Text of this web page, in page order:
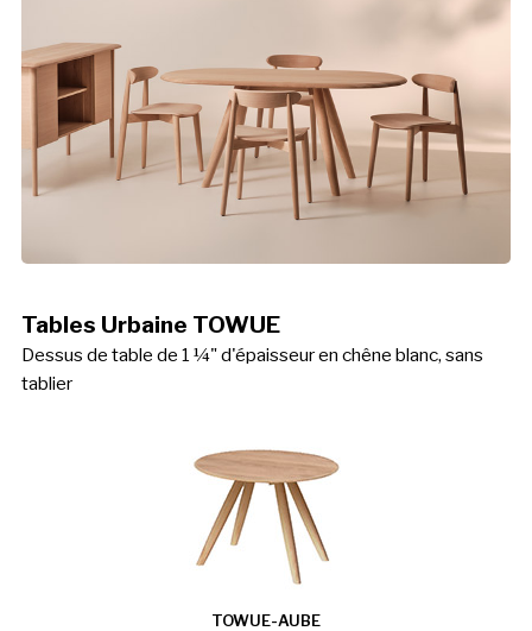
Tables Urbaine TOWUE
Dessus de table de 1 ¼" d'épaisseur en chêne blanc, sans
tablier
TOWUE-AUBE